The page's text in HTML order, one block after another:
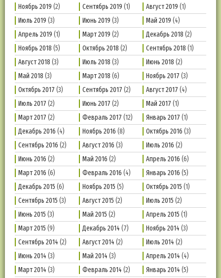
Ноябрь 2019 (2) Сентябрь 2019 (1) Август 2019 (1)
Июль 2019 (3) Июнь 2019 (3) Май 2019 (4)
Апрель 2019 (1) Март 2019 (2) Декабрь 2018 (2)
Ноябрь 2018 (5) Октябрь 2018 (2) Сентябрь 2018 (1)
Август 2018 (3) Июль 2018 (3) Июнь 2018 (2)
Май 2018 (3) Март 2018 (6) Ноябрь 2017 (3)
Октябрь 2017 (3) Сентябрь 2017 (2) Август 2017 (4)
Июль 2017 (2) Июнь 2017 (2) Май 2017 (1)
Март 2017 (2) Февраль 2017 (12) Январь 2017 (1)
Декабрь 2016 (4) Ноябрь 2016 (8) Октябрь 2016 (3)
Сентябрь 2016 (2) Август 2016 (3) Июль 2016 (2)
Июнь 2016 (2) Май 2016 (2) Апрель 2016 (6)
Март 2016 (6) Февраль 2016 (4) Январь 2016 (5)
Декабрь 2015 (6) Ноябрь 2015 (5) Октябрь 2015 (1)
Сентябрь 2015 (3) Август 2015 (2) Июль 2015 (2)
Июнь 2015 (3) Май 2015 (2) Апрель 2015 (1)
Март 2015 (9) Декабрь 2014 (7) Ноябрь 2014 (3)
Сентябрь 2014 (2) Август 2014 (2) Июль 2014 (2)
Июнь 2014 (3) Май 2014 (3) Апрель 2014 (4)
Март 2014 (3) Февраль 2014 (2) Январь 2014 (5)